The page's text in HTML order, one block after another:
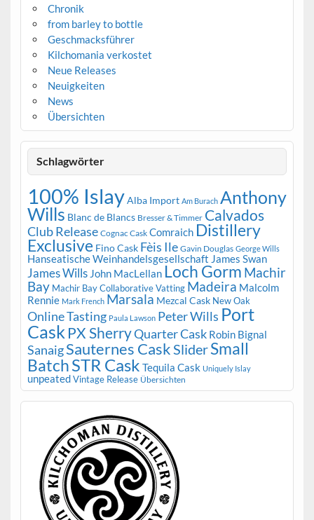
Chronik
from barley to bottle
Geschmacksführer
Kilchomania verkostet
Neue Releases
Neuigkeiten
News
Übersichten
Schlagwörter
100% IslayAlba Import Am Burach Anthony
Wills Blanc de Blancs Bresser & Timmer Calvados
Club Release Cognac Cask Comraich Distillery
Exclusive Fino Cask Fèis Ile Gavin Douglas George Wills
Hanseatische Weinhandelsgesellschaft James Swan
James Wills John MacLellan Loch Gorm Machir
Bay Machir Bay Collaborative Vatting Madeira Malcolm
Rennie Mark French Marsala Mezcal Cask New Oak
Online Tasting Paula Lawson Peter Wills Port
Cask PX SherryQuarter Cask Robin Bignal
SanaigSauternes CaskSliderSmall
BatchSTR Cask Tequila Cask Uniquely Islay
unpeatedVintage Release Übersichten